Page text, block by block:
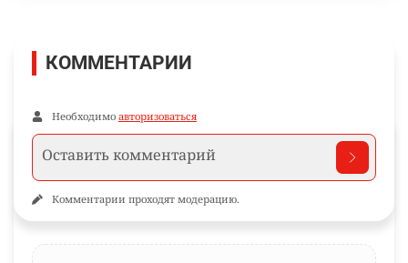
КОММЕНТАРИИ
Необходимо авторизоваться
Комментарии проходят модерацию.